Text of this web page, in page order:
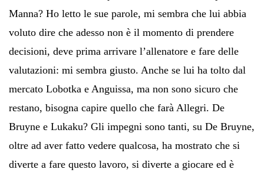
Manna? Ho letto le sue parole, mi sembra che lui abbia
voluto dire che adesso non è il momento di prendere
decisioni, deve prima arrivare l’allenatore e fare delle
valutazioni: mi sembra giusto. Anche se lui ha tolto dal
mercato Lobotka e Anguissa, ma non sono sicuro che
restano, bisogna capire quello che farà Allegri. De
Bruyne e Lukaku? Gli impegni sono tanti, su De Bruyne,
oltre ad aver fatto vedere qualcosa, ha mostrato che si
diverte a fare questo lavoro, si diverte a giocare ed è